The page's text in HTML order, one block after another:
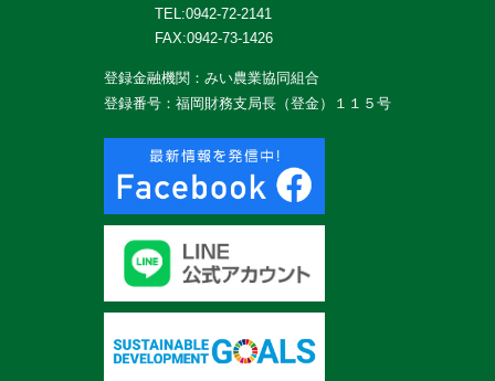
TEL:0942-72-2141
FAX:0942-73-1426
登録金融機関：みい農業協同組合
登録番号：福岡財務支局長（登金）１１５号